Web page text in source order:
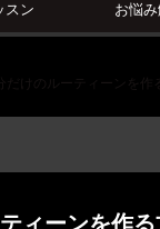
スン お悩
だけのルーティーンを
ィーンを作